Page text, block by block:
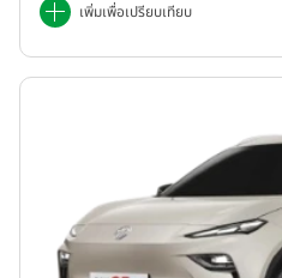
เพิ่มเพื่อเปรียบเทียบ